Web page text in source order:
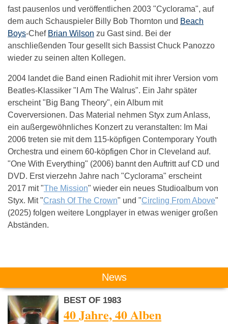
fast pausenlos und veröffentlichen 2003 "Cyclorama", auf
dem auch Schauspieler Billy Bob Thornton und Beach
Boys-Chef Brian Wilson zu Gast sind. Bei der
anschließenden Tour gesellt sich Bassist Chuck Panozzo
wieder zu seinen alten Kollegen.
2004 landet die Band einen Radiohit mit ihrer Version vom
Beatles-Klassiker "I Am The Walrus". Ein Jahr später
erscheint "Big Bang Theory", ein Album mit
Coverversionen. Das Material nehmen Styx zum Anlass,
ein außergewöhnliches Konzert zu veranstalten: Im Mai
2006 treten sie mit dem 115-köpfigen Contemporary Youth
Orchestra und einem 60-köpfigen Chor in Cleveland auf.
"One With Everything" (2006) bannt den Auftritt auf CD und
DVD. Erst vierzehn Jahre nach "Cyclorama" erscheint
2017 mit "The Mission" wieder ein neues Studioalbum von
Styx. Mit "Crash Of The Crown" und "Circling From Above"
(2025) folgen weitere Longplayer in etwas weniger großen
Abständen.
Das könnte Dich auch interessieren:
News
BEST OF 1983
40 Jahre, 40 Alben